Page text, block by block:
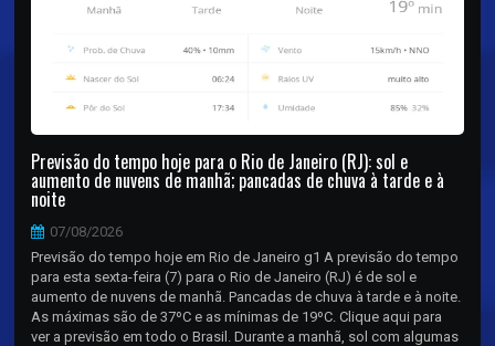
Previsão do tempo hoje para o Rio de Janeiro (RJ): sol e
aumento de nuvens de manhã; pancadas de chuva à tarde e à
noite
07/08/2026
Previsão do tempo hoje em Rio de Janeiro g1 A previsão do tempo
para esta sexta-feira (7) para o Rio de Janeiro (RJ) é de sol e
aumento de nuvens de manhã. Pancadas de chuva à tarde e à noite.
As máximas são de 37ºC e as mínimas de 19ºC. Clique aqui para
ver a previsão em todo o Brasil. Durante a manhã, sol com algumas